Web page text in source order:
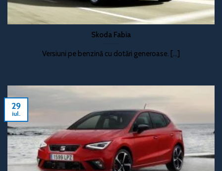
Skoda Fabia
Versiuni pe benzină cu dotări generoase. [...]
29
iul.